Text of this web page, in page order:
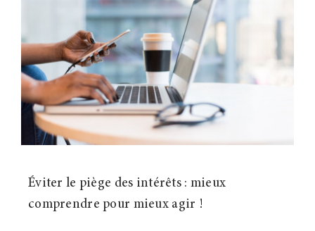
Éviter le piège des intérêts : mieux
comprendre pour mieux agir !